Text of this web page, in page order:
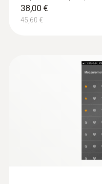
38,00 €
45,60 €